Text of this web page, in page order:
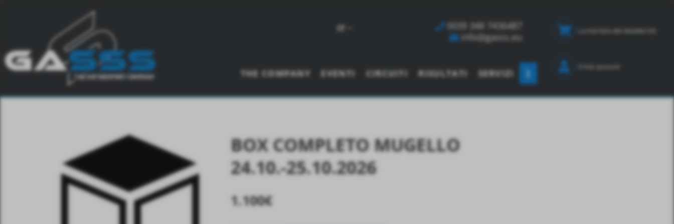
IT
0039 348 7436487
info@gasss.eu
THE COMPANY EVENTI CIRCUITI RISULTATI SERVIZI
La mia lista dei desideri
Il mio account
BOX COMPLETO MUGELLO
24.10.-25.10.2026
1.100€